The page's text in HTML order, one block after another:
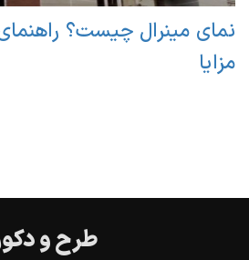
نمای مینرال چیست؟
مزایا
طرح و